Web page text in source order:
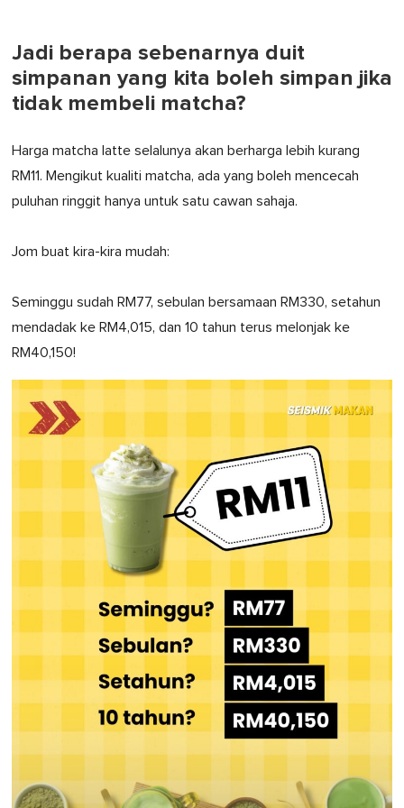
Jadi berapa sebenarnya duit
simpanan yang kita boleh simpan jika
tidak membeli matcha?
Harga matcha latte selalunya akan berharga lebih kurang
RM11. Mengikut kualiti matcha, ada yang boleh mencecah
puluhan ringgit hanya untuk satu cawan sahaja.
Jom buat kira-kira mudah:
Seminggu sudah RM77, sebulan bersamaan RM330, setahun
mendadak ke RM4,015, dan 10 tahun terus melonjak ke
RM40,150!